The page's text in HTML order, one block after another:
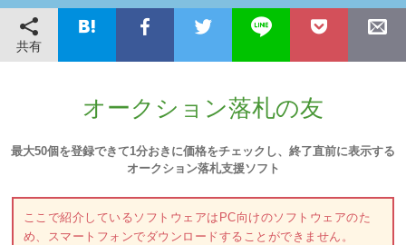
共有
オークション落札の友
最大50個を登録できて1分おきに価格をチェックし、終了直前に表示する
オークション落札支援ソフト
ここで紹介しているソフトウェアはPC向けのソフトウェアのた
め、スマートフォンでダウンロードすることができません。